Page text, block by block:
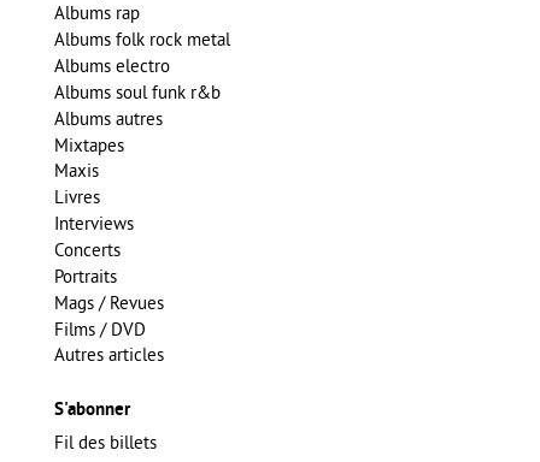
Albums rap
Albums folk rock metal
Albums electro
Albums soul funk r&b
Albums autres
Mixtapes
Maxis
Livres
Interviews
Concerts
Portraits
Mags / Revues
Films / DVD
Autres articles
S'abonner
Fil des billets